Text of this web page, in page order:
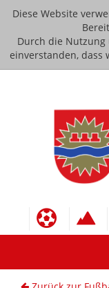
Diese Website
Durch die
einverstanden, dass